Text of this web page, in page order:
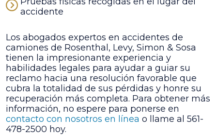
accidente
Los abogados expertos en accidentes de
camiones de Rosenthal, Levy, Simon & Sosa
tienen la impresionante experiencia y
habilidades legales para ayudar a guiar su
reclamo hacia una resolución favorable que
cubra la totalidad de sus pérdidas y honre su
recuperación más completa. Para obtener más
información, no espere para ponerse en
contacto con nosotros en línea o llame al 561-
478-2500 hoy.